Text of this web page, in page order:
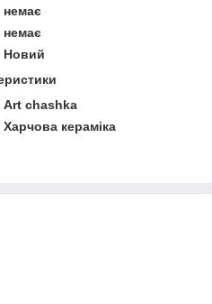
немає
немає
Новий
Art chashka
Харчова кераміка